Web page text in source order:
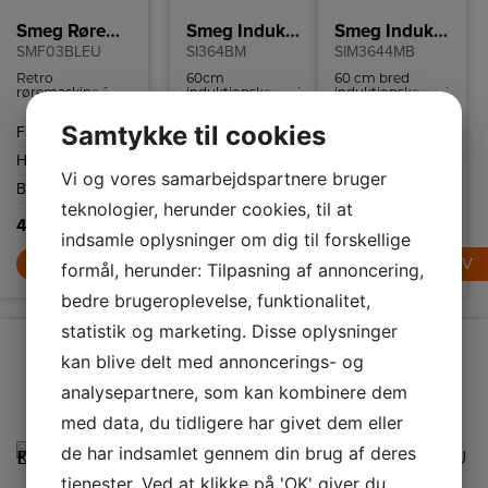
Smeg Røremaskine
SMF03BLEU
Retro
røremaskine fra
Smeg med 10
og
sikkerhedsstop.
Farve
Sort
Højde
Bredde
405 mm
4.995,-
LÆG I KURV
Smeg Induktionskogeplade
SI364BM
60cm
induktionskogeplade
kombination af
elegant design
og avanceret
Farve
Sort
Bredde
596 mm
LÆG I KURV
Smeg Induktionskogeplade SIM3644MP
SIM3644MB
60 cm bred
induktionskogeplade
Bredde
LÆG I KURV
Samtykke til cookies
Vi og vores samarbejdspartnere bruger
teknologier, herunder cookies, til at
indsamle oplysninger om dig til forskellige
formål, herunder: Tilpasning af annoncering,
bedre brugeroplevelse, funktionalitet,
statistik og marketing. Disse oplysninger
kan blive delt med annoncerings- og
analysepartnere, som kan kombinere dem
med data, du tidligere har givet dem eller
de har indsamlet gennem din brug af deres
tjenester. Ved at klikke på 'OK' giver du